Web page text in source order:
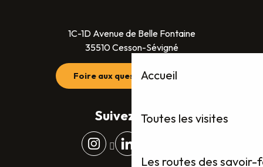
Accueil
Toutes les visites
Les routes des
1C-1D Avenue de Belle Fontaine
35510 Cesson-Sévigné
Foire aux questions (FAQ)
Suivez-nous